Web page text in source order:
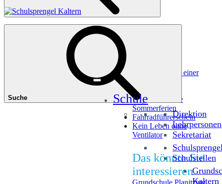
Suche Schule
Direktion
Lehrpersonen
Sekretariat
Schulstellen
Kaltern
Häufige Suchanfragen
Würfel dir einen Picasso
Millionenshow im Andreas-Hofer-Museum
Deine Welt ist meine Welt – Erfahrungsbericht aus einer
Begeistert in die
Sommerferien
Fahrradführerschein
Kein Leben ohne
Ventilator
Das könnte Sie
interessieren
Grundschule Planitzing